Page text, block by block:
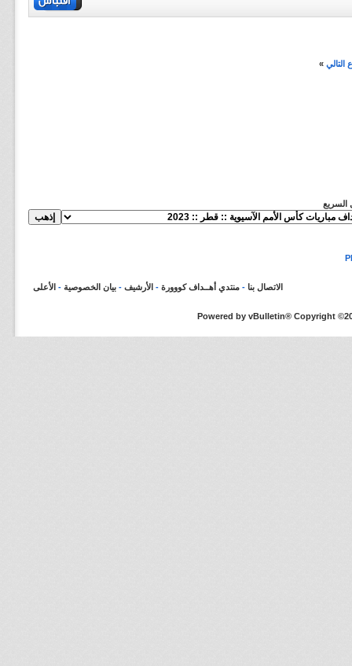
التالي »
السريع
الاتصال بنا - منتدي أهــداف كووورة - الأرشيف - بيان الخصوصية - الأعلى
Powered by vBulletin® Copyright